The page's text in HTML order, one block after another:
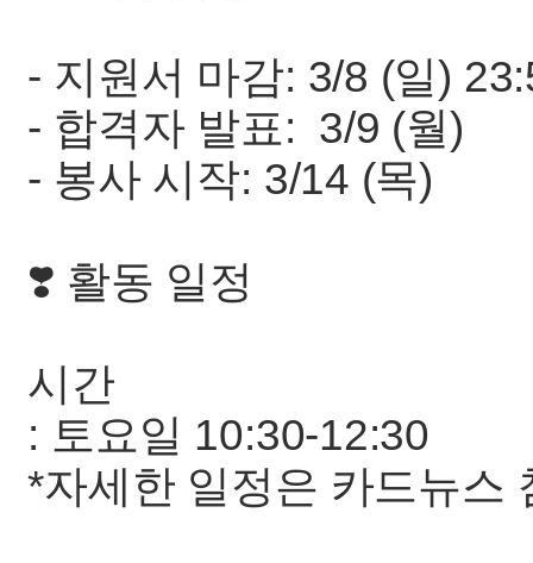
- 지원서 마감: 3/8 (일)
- 합격자 발표: 3/9 (월)
- 봉사 시작: 3/14 (목)
❣️ 활동 일정
시간
: 토요일 10:30-12:30
*자세한 일정은 카드뉴스